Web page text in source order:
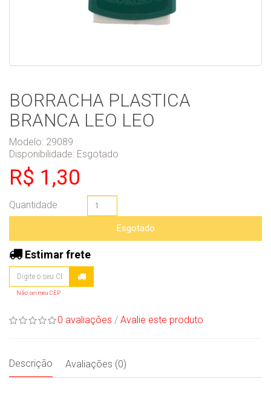
BORRACHA PLASTICA
BRANCA LEO LEO
Modelo: 29089
Disponibilidade: Esgotado
R$ 1,30
Quantidade
Esgotado
Estimar frete
Não sei meu CEP
0 avaliações / Avalie este produto
Descrição Avaliações (0)